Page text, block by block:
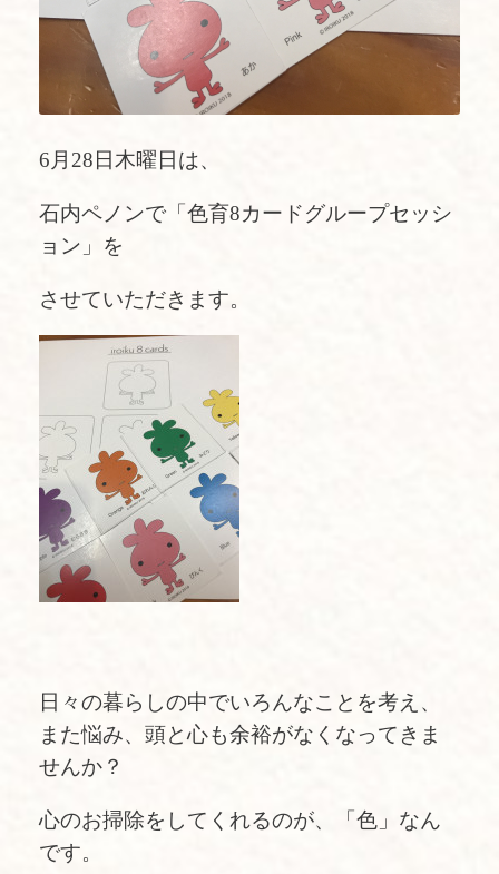
6月28日木曜日は、
石内ペノンで「色育8カードグループセッシ
ョン」を
させていただきます。
日々の暮らしの中でいろんなことを考え、
また悩み、頭と心も余裕がなくなってきま
せんか？
心のお掃除をしてくれるのが、「色」なん
です。